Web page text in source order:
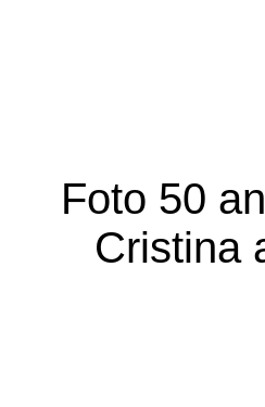
Foto 50
Cristina